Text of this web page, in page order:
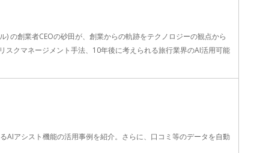
の創業者CEOの砂田が、創業からの軌跡をテクノロジーの観点から
クマネージメント手法、10年後に考えられる旅行業界のAI活用可能
AIアシスト機能の活用事例を紹介。さらに、口コミ等のデータを自動